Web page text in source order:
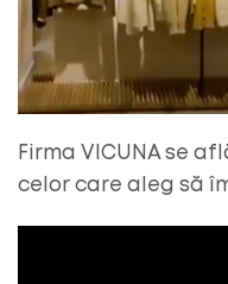
Firma VICUNA se
celor care aleg să